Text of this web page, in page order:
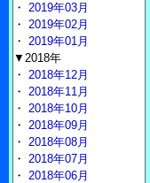
・ 2019年03月
・ 2019年02月
・ 2019年01月
▼2018年
・ 2018年12月
・ 2018年11月
・ 2018年10月
・ 2018年09月
・ 2018年08月
・ 2018年07月
・ 2018年06月